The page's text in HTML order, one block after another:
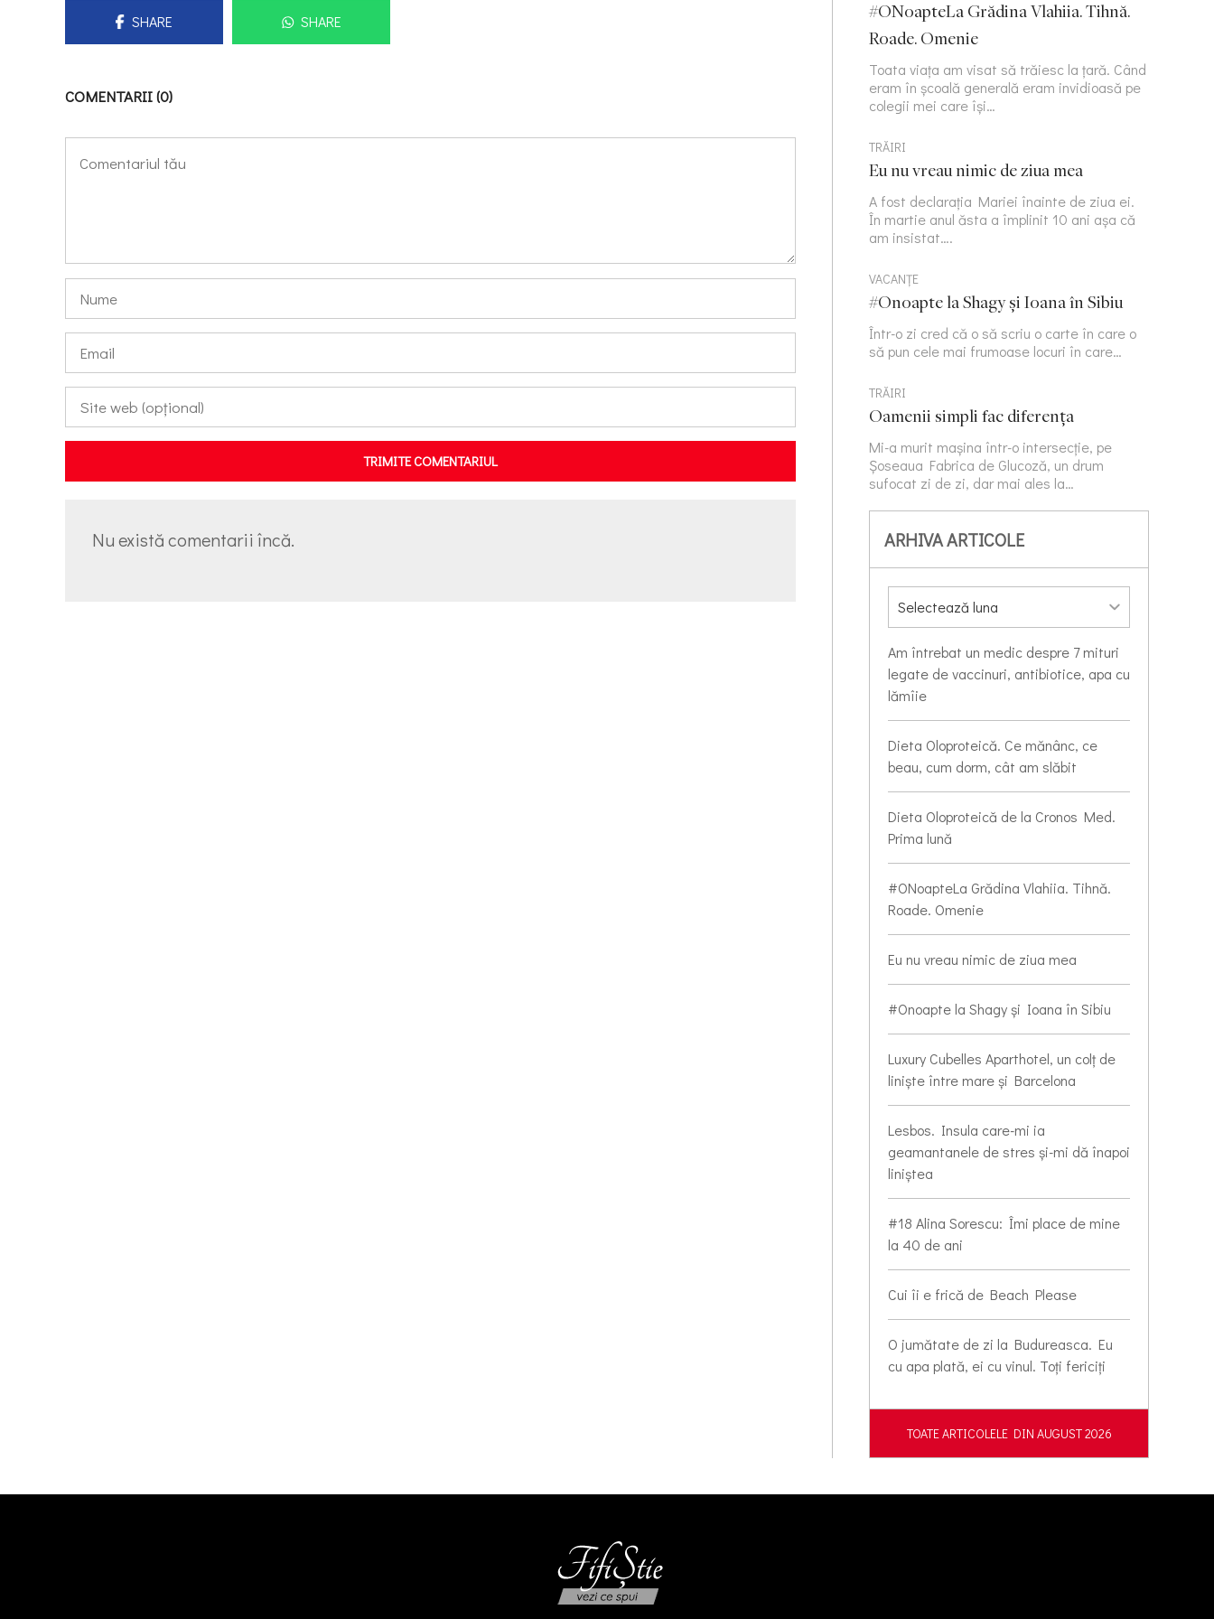
SHARE SHARE
COMENTARII (0)
TRIMITE COMENTARIUL
Nu există comentarii încă.
#ONoapteLa Grădina Vlahiia. Tihnă.
Roade. Omenie
Toata viața am visat să trăiesc la țară. Când
eram în școală generală eram invidioasă pe
colegii mei care își…
TRĂIRI
Eu nu vreau nimic de ziua mea
A fost declarația Mariei înainte de ziua ei.
În martie anul ăsta a împlinit 10 ani așa că
am insistat….
VACANȚE
#Onoapte la Shagy și Ioana în Sibiu
Într-o zi cred că o să scriu o carte în care o
să pun cele mai frumoase locuri în care…
TRĂIRI
Oamenii simpli fac diferența
Mi-a murit mașina într-o intersecție, pe
Șoseaua Fabrica de Glucoză, un drum
sufocat zi de zi, dar mai ales la…
ARHIVA ARTICOLE
Am întrebat un medic despre 7 mituri
legate de vaccinuri, antibiotice, apa cu
lămîie
Dieta Oloproteică. Ce mănânc, ce
beau, cum dorm, cât am slăbit
Dieta Oloproteică de la Cronos Med.
Prima lună
#ONoapteLa Grădina Vlahiia. Tihnă.
Roade. Omenie
Eu nu vreau nimic de ziua mea
#Onoapte la Shagy și Ioana în Sibiu
Luxury Cubelles Aparthotel, un colț de
liniște între mare și Barcelona
Lesbos. Insula care-mi ia
geamantanele de stres și-mi dă înapoi
liniștea
#18 Alina Sorescu: Îmi place de mine
la 40 de ani
Cui îi e frică de Beach Please
O jumătate de zi la Budureasca. Eu
cu apa plată, ei cu vinul. Toți fericiți
TOATE ARTICOLELE DIN AUGUST 2026